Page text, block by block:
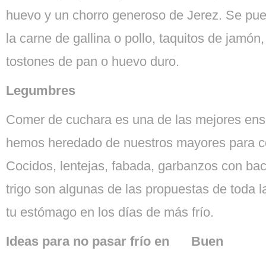
huevo y un chorro generoso de Jerez. Se
la carne de gallina o pollo, taquitos de
tostones de pan o huevo duro.
Legumbres
Comer de cuchara es una de las mejores
hemos heredado de nuestros mayores para
Cocidos, lentejas, fabada, garbanzos con
trigo son algunas de las propuestas de toda
tu estómago en los días de más frío.
Ideas para no pasar frío en
Buen